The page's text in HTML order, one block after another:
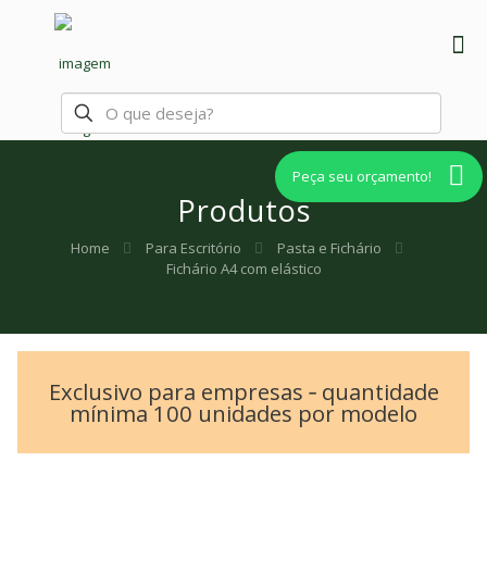
Produtos
Peça seu orçamento!
Home Para Escritório
Pasta e Fichário
Fichário A4 com elástico
Exclusivo para empresas ‐ quantidade
mínima 100 unidades por modelo